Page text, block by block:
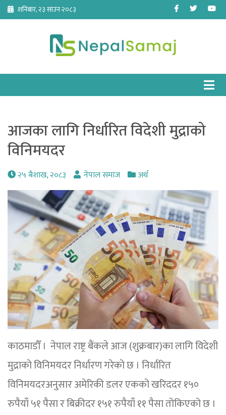
Skip
content
शनिबार, २३ साउन २०८३ Facebook
Twitter
आजका लागि निर्धारित विदेशी मुद्राको
विनिमयदर
२५ बैशाख, २०८३ नेपाल समाज अर्थ
काठमाडौँ । नेपाल राष्ट्र बैंकले आज (शुक्रबार)का लागि विदेशी
मुद्राको विनिमयदर निर्धारण गरेको छ । निर्धारित
विनिमयदरअनुसार अमेरिकी डलर एकको खरिददर १५०
रुपैयाँ ५१ पैसा र बिक्रीदर १५१ रुपैयाँ ११ पैसा तोकिएको छ ।